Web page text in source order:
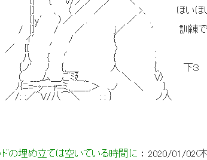
／ >、 ほいほい、な
〉／ . ／ .
／ j／ ' 訓練でもす
, / ｛
{{ ′ , 〉 .
′ ｛ ;
′ ﾉ ｛,_＿ 人 ｛、 下３
厶＿,ごﾐ廴,_ ＼ V〉
=ミ,_＿__,＞ ､ノ ＼ }、
＾V/八⌒＼ : : ｝ ノ人
ドの埋め立ては空いている時間に ：2020/01/02(